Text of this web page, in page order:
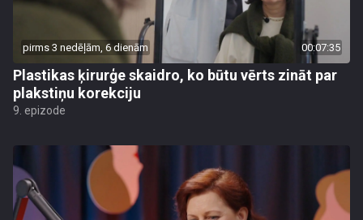
pirms 3 nedēļām, 6 dienām 00:07:35
Plastikas ķirurģe skaidro, ko būtu vērts zināt par
plakstiņu korekciju
9. epizode